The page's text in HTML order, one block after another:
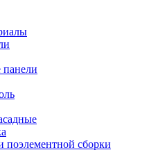
поэлементной сборки